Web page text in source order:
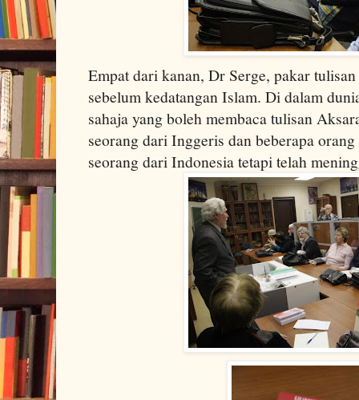
Empat dari kanan, Dr Serge, pakar
sebelum kedatangan Islam. Di dalam
sahaja yang boleh membaca tulisan
seorang dari Inggeris dan beberapa
seorang dari Indonesia tetapi telah